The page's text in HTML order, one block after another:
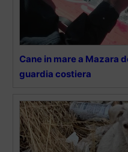
Cane in mare a Mazara
guardia costiera